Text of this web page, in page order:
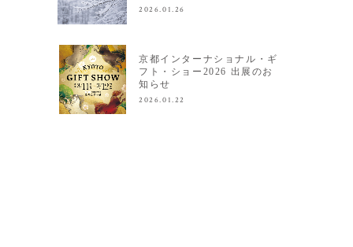
2026.01.26
京都インターナショナル・ギ
フト・ショー2026 出展のお
知らせ
2026.01.22